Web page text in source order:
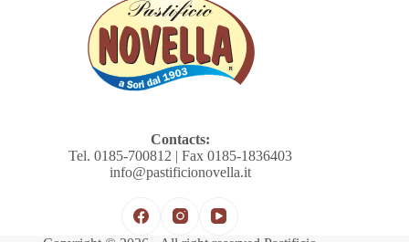
Contacts:
Tel. 0185-700812 | Fax 0185-1836403
info@pastificionovella.it